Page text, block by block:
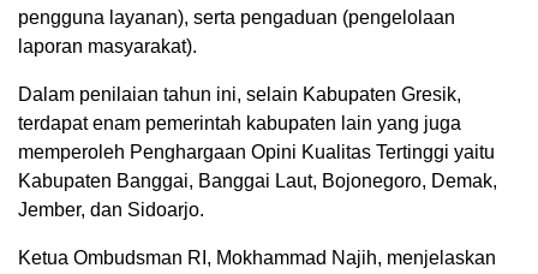
pengguna layanan), serta pengaduan (pengelolaan
laporan masyarakat).
Dalam penilaian tahun ini, selain Kabupaten Gresik,
terdapat enam pemerintah kabupaten lain yang juga
memperoleh Penghargaan Opini Kualitas Tertinggi yaitu
Kabupaten Banggai, Banggai Laut, Bojonegoro, Demak,
Jember, dan Sidoarjo.
Ketua Ombudsman RI, Mokhammad Najih, menjelaskan